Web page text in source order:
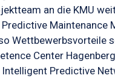
an die KMU
Maintenance
Wettbewerbsvorteile
Center
Predictive